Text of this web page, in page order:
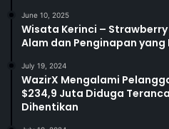
June 10, 2025
Wisata Kerinci –
Alam dan Penginapan
July 19, 2024
WazirX Mengalami
$234,9 Juta Diduga
Dihentikan